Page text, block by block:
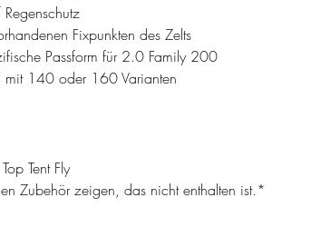
Fixpunkten des Zelts
Passform für 2.0 Family 200
140 oder 160 Varianten
Tent Fly
Zubehör zeigen, das nicht enthalten ist.*